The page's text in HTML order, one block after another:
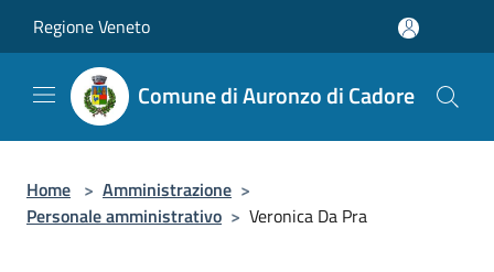
Regione Veneto
Comune di Auronzo di Cadore
Home > Amministrazione >
Personale amministrativo > Veronica Da Pra